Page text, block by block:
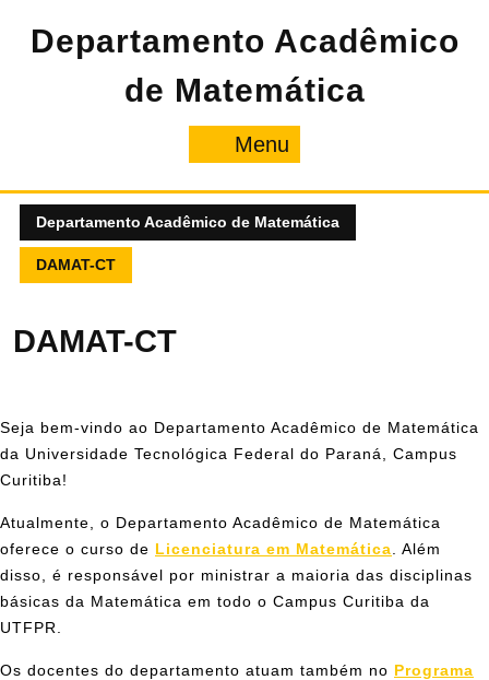
Departamento Acadêmico
de Matemática
Menu
Departamento Acadêmico de Matemática
DAMAT-CT
DAMAT-CT
Seja bem-vindo ao Departamento Acadêmico de Matemática
da Universidade Tecnológica Federal do Paraná, Campus
Curitiba!
Atualmente, o Departamento Acadêmico de Matemática
oferece o curso de Licenciatura em Matemática . Além
disso, é responsável por ministrar a maioria das disciplinas
básicas da Matemática em todo o Campus Curitiba da
UTFPR.
Os docentes do departamento atuam também no Programa